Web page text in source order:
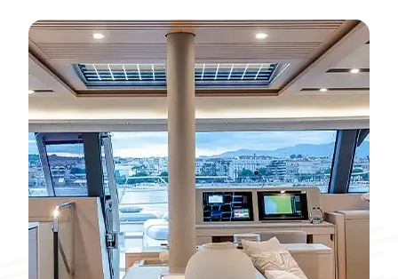
modèles
41
Catamaran
44
Catamaran